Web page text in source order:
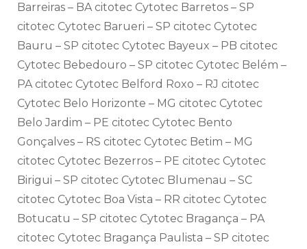
Barreiras – BA citotec Cytotec Barretos – SP
citotec Cytotec Barueri – SP citotec Cytotec
Bauru – SP citotec Cytotec Bayeux – PB citotec
Cytotec Bebedouro – SP citotec Cytotec Belém –
PA citotec Cytotec Belford Roxo – RJ citotec
Cytotec Belo Horizonte – MG citotec Cytotec
Belo Jardim – PE citotec Cytotec Bento
Gonçalves – RS citotec Cytotec Betim – MG
citotec Cytotec Bezerros – PE citotec Cytotec
Birigui – SP citotec Cytotec Blumenau – SC
citotec Cytotec Boa Vista – RR citotec Cytotec
Botucatu – SP citotec Cytotec Bragança – PA
citotec Cytotec Bragança Paulista – SP citotec